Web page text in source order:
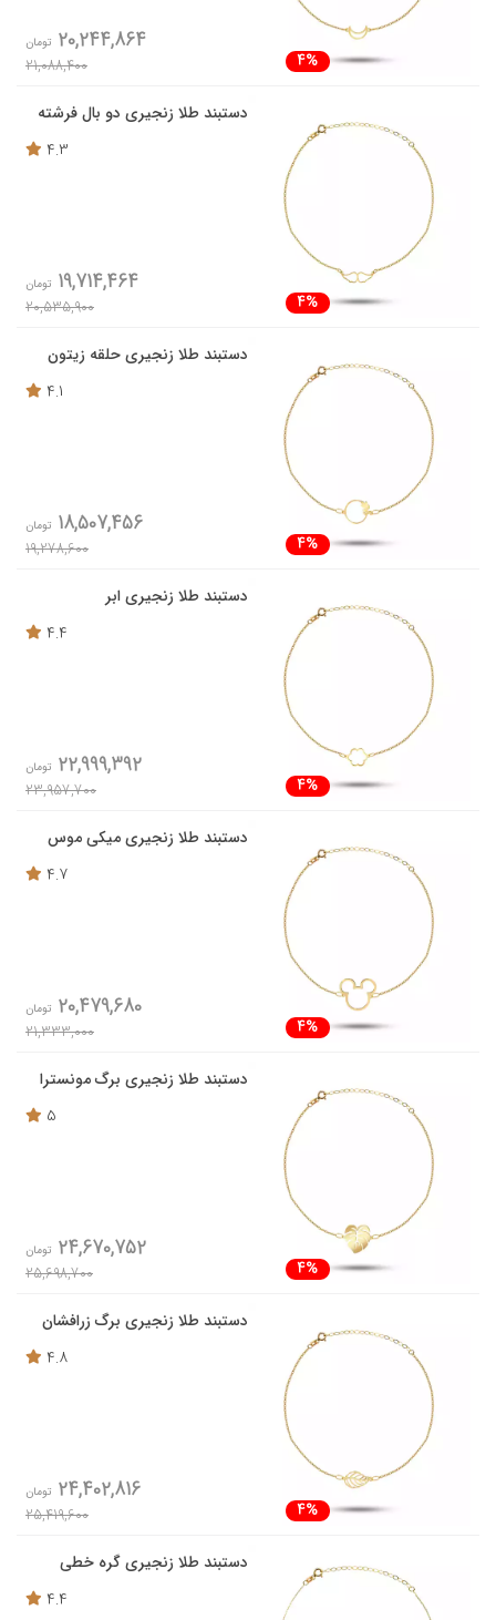
4%
20,244,864 تومان
21,088,400
دستبند طلا زنجیری دو بال فرشته
4.3
4%
19,714,464 تومان
20,535,900
دستبند طلا زنجیری حلقه زیتون
4.1
4%
18,507,456 تومان
19,278,600
دستبند طلا زنجیری ابر
4.4
4%
22,999,392 تومان
23,957,700
دستبند طلا زنجیری میکی موس
4.7
4%
20,479,680 تومان
21,333,000
دستبند طلا زنجیری برگ مونسترا
5
4%
24,670,752 تومان
25,698,700
دستبند طلا زنجیری برگ زرافشان
4.8
4%
24,402,816 تومان
25,419,600
دستبند طلا زنجیری گره خطی
4.4